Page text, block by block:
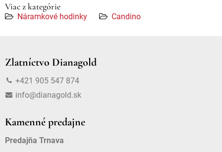
Viac z kategórie
Náramkové hodinky Candino
Zlatníctvo Dianagold
+421 905 547 874
info@dianagold.sk
Kamenné predajne
Predajňa Trnava